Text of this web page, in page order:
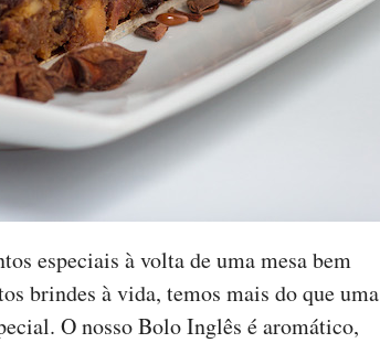
especiais à volta de uma mesa bem
brindes à vida, temos mais do que uma
O nosso Bolo Inglês é aromático,